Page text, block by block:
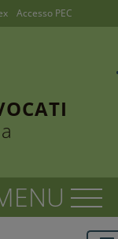
Accesso PEC